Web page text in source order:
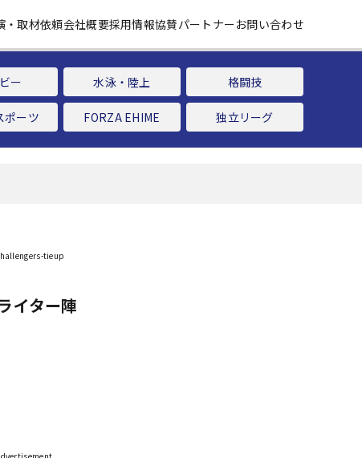
・取材依頼会社概要採用情報協賛パートナーお問い合わせ
ー 水泳・陸上 格闘技
ポーツ FORZA EHIME 独立リーグ
イター陣